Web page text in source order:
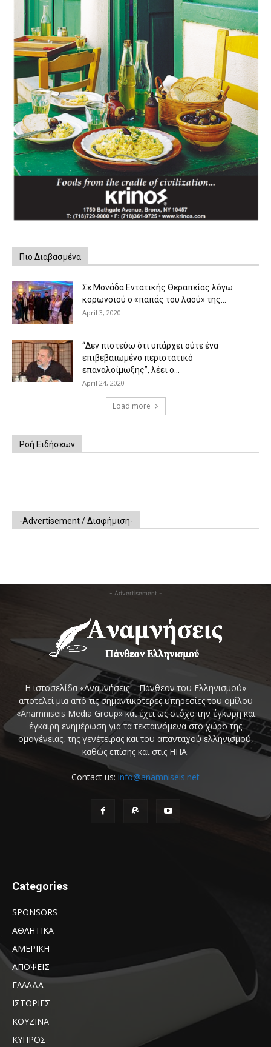
Πιο Διαβασμένα
Σε Μονάδα Εντατικής Θεραπείας λόγω
κορωνοϊού ο «παπάς του λαού» της...
April 3, 2020
“Δεν πιστεύω ότι υπάρχει ούτε ένα
επιβεβαιωμένο περιστατικό
επαναλοίμωξης”, λέει ο...
April 24, 2020
Load more
Ροή Ειδήσεων
-Advertisement / Διαφήμιση-
- Advertisement -
Η ιστοσελίδα «Αναμνήσεις – Πάνθεον του Ελληνισμού»
αποτελεί μια από τις σημαντικότερες υπηρεσίες του ομίλου
«Anamniseis Media Group» και έχει ως στόχο την έγκυρη και
έγκαιρη ενημέρωση για τα τεκταινόμενα στο χώρο της
ομογένειας, της γενέτειρας και του απανταχού ελληνισμού,
καθώς επίσης και στις ΗΠΑ.
Contact us: info@anamniseis.net
Categories
SPONSORS
ΑΘΛΗΤΙΚΑ
ΑΜΕΡΙΚΗ
ΑΠΟΨΕΙΣ
ΕΛΛΑΔΑ
ΙΣΤΟΡΙΕΣ
ΚΟΥΖΙΝΑ
ΚΥΠΡΟΣ